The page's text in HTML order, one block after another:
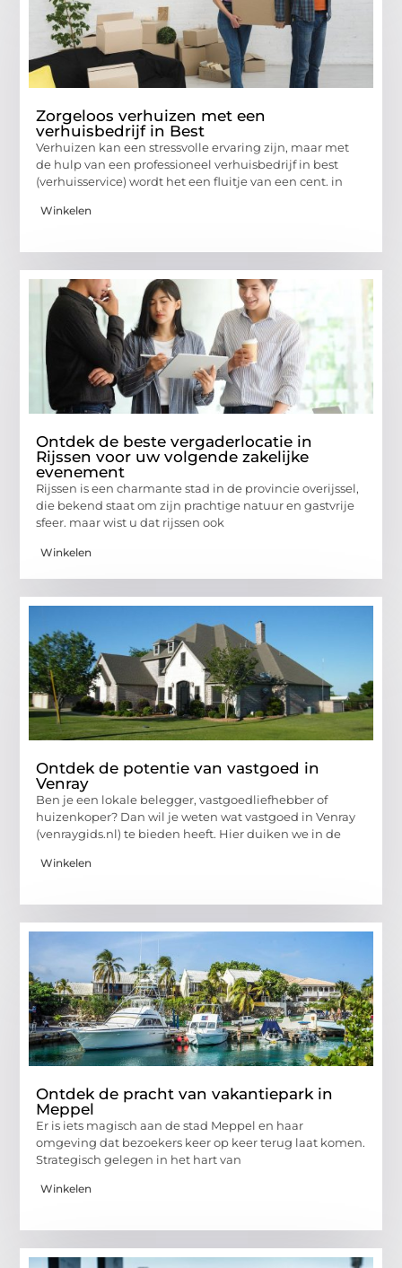
Zorgeloos verhuizen met een
verhuisbedrijf in Best
Verhuizen kan een stressvolle ervaring zijn, maar met
de hulp van een professioneel verhuisbedrijf in best
(verhuisservice) wordt het een fluitje van een cent. in
Winkelen
Ontdek de beste vergaderlocatie in
Rijssen voor uw volgende zakelijke
evenement
Rijssen is een charmante stad in de provincie overijssel,
die bekend staat om zijn prachtige natuur en gastvrije
sfeer. maar wist u dat rijssen ook
Winkelen
Ontdek de potentie van vastgoed in
Venray
Ben je een lokale belegger, vastgoedliefhebber of
huizenkoper? Dan wil je weten wat vastgoed in Venray
(venraygids.nl) te bieden heeft. Hier duiken we in de
Winkelen
Ontdek de pracht van vakantiepark in
Meppel
Er is iets magisch aan de stad Meppel en haar
omgeving dat bezoekers keer op keer terug laat komen.
Strategisch gelegen in het hart van
Winkelen